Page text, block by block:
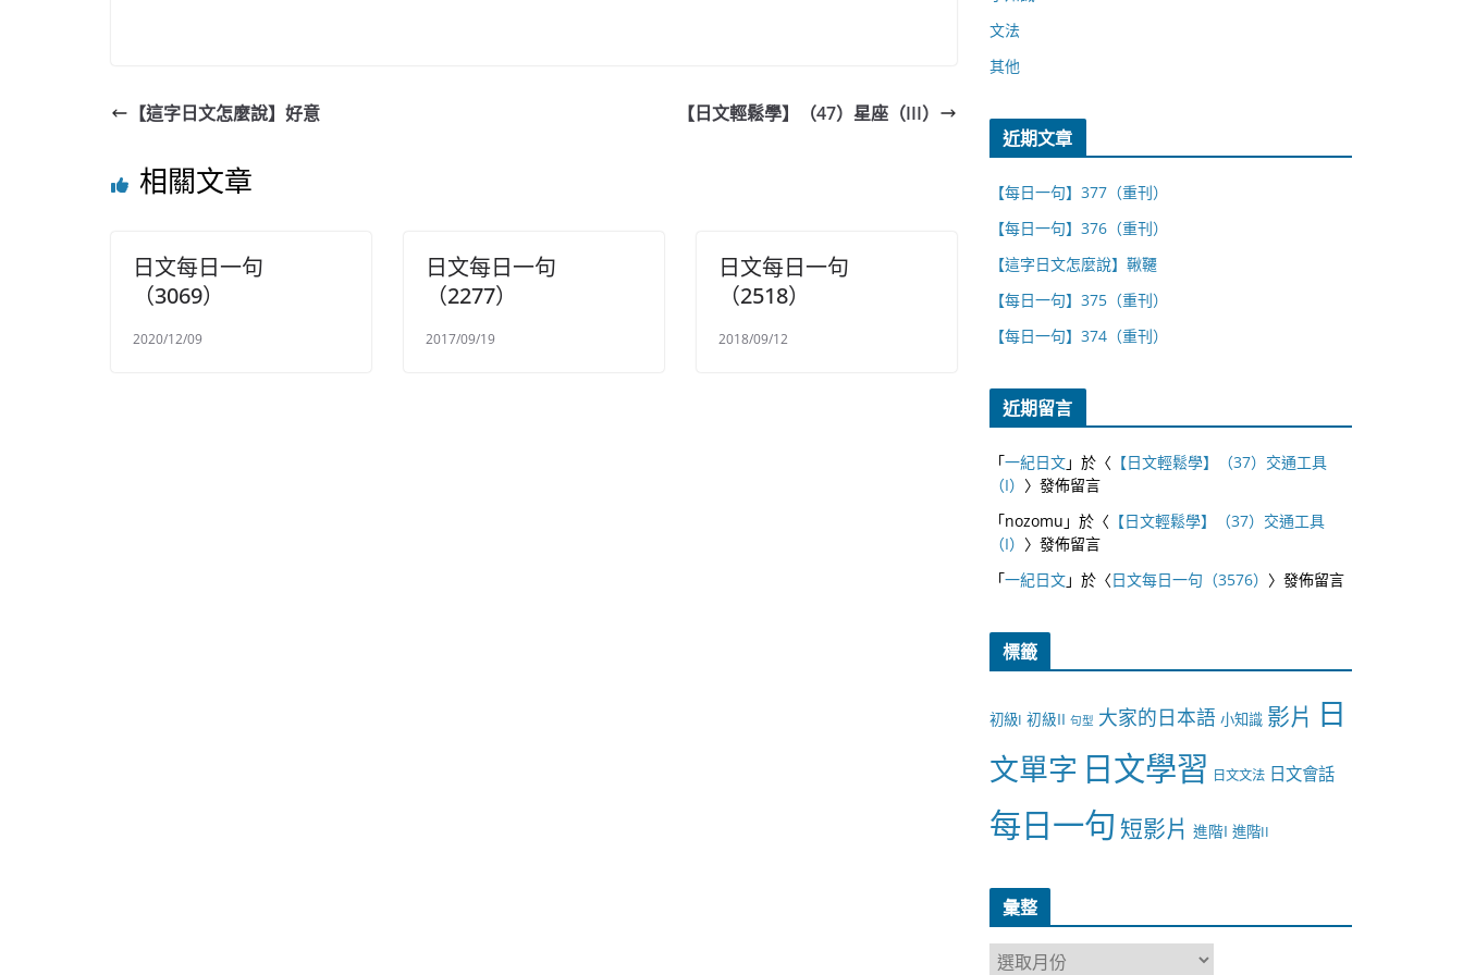
【這字日文怎麼說】好意 【日文輕鬆學】（47）星座（III）
相關文章
日文每日一句
（3069）
2020/12/09
日文每日一句
（2277）
2017/09/19
日文每日一句
（2518）
2018/09/12
文法
其他
近期文章
【每日一句】377（重刊）
【每日一句】376（重刊）
【這字日文怎麼說】鞦韆
【每日一句】375（重刊）
【每日一句】374（重刊）
近期留言
「一紀日文」於〈 【日文輕鬆學】（37）交通工具
（I） 〉發佈留言
「nozomu 」於〈 【日文輕鬆學】（37）交通工具
（I） 〉發佈留言
「一紀日文」於〈日文每日一句（3576） 〉發佈留言
標籤
初級I 初級II 句型 大家的日本語 小知識 影片 日
文單字 日文學習 日文文法 日文會話
每日一句 短影片 進階I 進階II
彙整
彙